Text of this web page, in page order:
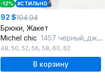
-12% #СТИЛЬНО
92 $104.94
Брюки, Жакет
Michel chic 1457 черный_джинс
48, 50, 52, 56, 58, 60, 62
В корзину